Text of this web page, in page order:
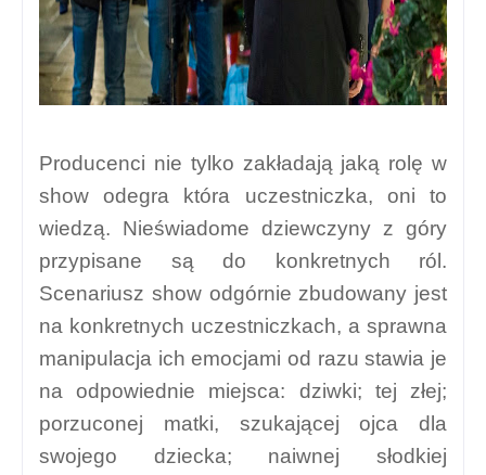
Producenci nie tylko zakładają jaką rolę w
show odegra która uczestniczka, oni to
wiedzą. Nieświadome dziewczyny z góry
przypisane są do konkretnych ról.
Scenariusz show odgórnie zbudowany jest
na konkretnych uczestniczkach, a sprawna
manipulacja ich emocjami od razu stawia je
na odpowiednie miejsca: dziwki; tej złej;
porzuconej matki, szukającej ojca dla
swojego dziecka; naiwnej słodkiej